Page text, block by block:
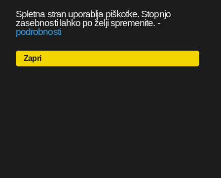
Spletna stran uporablja piškotke. Stopnjo
zasebnosti lahko po želji spremenite. -
podrobnosti
Zapri